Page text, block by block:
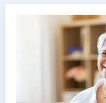
Persönliche